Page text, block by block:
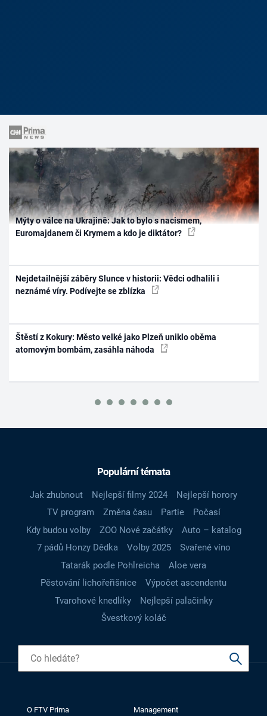
Mýty o válce na Ukrajině: Jak to bylo s nacismem,
Euromajdanem či Krymem a kdo je diktátor?
Nejdetailnější záběry Slunce v historii: Vědci odhalili i
neznámé víry. Podívejte se zblízka
Štěstí z Kokury: Město velké jako Plzeň uniklo oběma
atomovým bombám, zasáhla náhoda
Populární témata
Jak zhubnout Nejlepší filmy 2024
Nejlepší horory
TV program
Změna času Partie
Počasí
Kdy budou volby
ZOO Nové začátky
Auto – katalog
7 pádů Honzy Dědka
Volby 2025
Svařené víno
Tatarák podle Pohlreicha
Aloe vera
Pěstování lichořeřišnice
Výpočet ascendentu
Tvarohové knedlíky
Nejlepší palačinky
Švestkový koláč
O FTV Prima Management